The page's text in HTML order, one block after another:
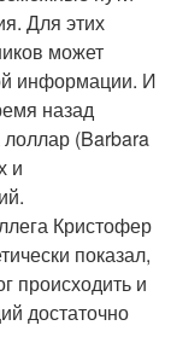
Для этих
может
информации. И
назад
(Barbara
и
Кристофер
показал,
происходить и
достаточно